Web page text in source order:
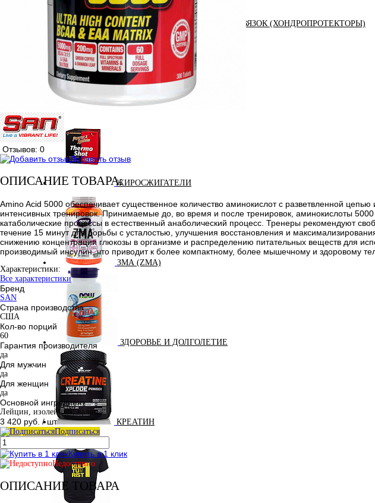
ДОБАВКИ ДЛЯ СУСТАВОВ И СВЯЗОК (ХОНДРОПРОТЕКТОРЫ)
ДИЕТИЧЕСКОЕ ПИТАНИЕ
ЖИРОСЖИГАТЕЛИ
ЗМА (ZMA)
ЗДОРОВЬЕ И ДОЛГОЛЕТИЕ
КРЕАТИН
KETO
Отзывов: 0
Добавить отзыв
ОПИСАНИЕ ТОВАРА:
Amino Acid 5000 обеспечивает существенное количество аминокислот с разветвленной
интенсивных тренировок. Принимаемые до, во время и после тренировок, аминокислоты
катаболические процессы в естественный анаболический процесс. Тренеры рекомендуют
течение 15 минут для борьбы с усталостью, улучшения восстановления и
снижению концентрации глюкозы в организме и распределению питательных веществ для
производимый инсулин, что приводит к более компактному, более мышечному и здоровому
Характеристики:
Все характеристики
Бренд
SAN
Страна производства
США
Кол-во порций
60
Гарантия производителя
да
Для мужчин
да
Для женщин
да
Основной ингредиент
Лейцин, изолейцин, валин
3 420 руб. / шт
Подписаться
Купить в 1 клик
Недоступно
ОПИСАНИЕ ТОВАРА